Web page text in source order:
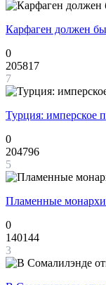
Карфаген должен
0
205817
7
Турция: имперское
0
204796
5
Пламенные
0
140144
3